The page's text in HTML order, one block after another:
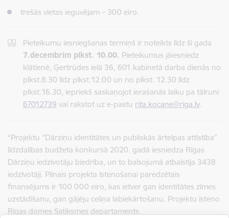
trešās vietas ieguvējam – 300 eiro.
Pieteikumu iesniegšanas termiņš ir noteikts līdz šī gada
7.decembrim plkst. 10.00. Pieteikumus jāiesniedz
klātienē, Ģertrūdes ielā 36, 601.kabinetā darba dienās no
plkst.8.30 līdz plkst.12.00 un no plkst. 12.30 līdz
plkst.16.30, iepriekš saskaņojot ierašanās laiku pa tālruni
67012739 vai rakstot uz e-pastu rita.kocane@riga.lv.
*Projektu “Dārziņu identitātes un publiskās ārtelpas attīstība”
līdzdalības budžeta konkursā 2020. gadā iesniedza Rīgas
Dārziņu iedzīvotāju biedrība, un to balsojumā atbalstīja 3438
iedzīvotāji. Pilnais projekta īstenošanai paredzētais
finansējums ir 100 000 eiro, kas ietver gan identitātes zīmes
uzstādīšanu, gan gājēju celiņa labiekārtošanu. Projektu īsteno
Rīgas domes Satiksmes departaments.